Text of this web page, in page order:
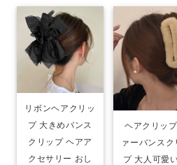
リボンヘアクリッ
プ 大きめバンス
クリップ ヘアア
クセサリー おし
ヘアクリッ
ァーバンスク
プ 大人可愛